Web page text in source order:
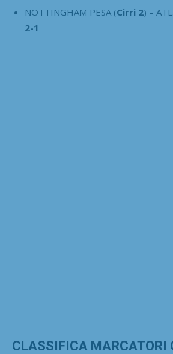
NOTTINGHAM PESA (Cirri 2) –
2-1
CLASSIFICA MARCATORI